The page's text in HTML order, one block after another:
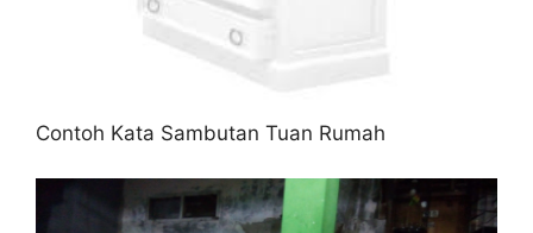
Contoh Kata Sambutan Tuan Rumah